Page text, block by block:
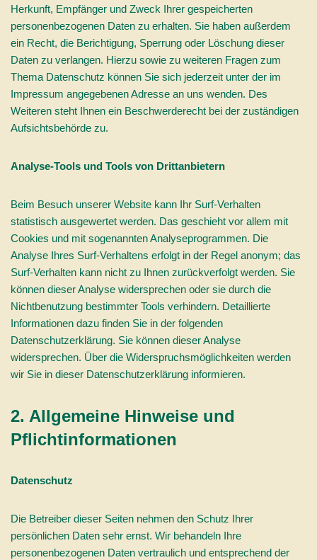
Herkunft, Empfänger und Zweck Ihrer gespeicherten
personenbezogenen Daten zu erhalten. Sie haben außerdem
ein Recht, die Berichtigung, Sperrung oder Löschung dieser
Daten zu verlangen. Hierzu sowie zu weiteren Fragen zum
Thema Datenschutz können Sie sich jederzeit unter der im
Impressum angegebenen Adresse an uns wenden. Des
Weiteren steht Ihnen ein Beschwerderecht bei der zuständigen
Aufsichtsbehörde zu.
Analyse-Tools und Tools von Drittanbietern
Beim Besuch unserer Website kann Ihr Surf-Verhalten
statistisch ausgewertet werden. Das geschieht vor allem mit
Cookies und mit sogenannten Analyseprogrammen. Die
Analyse Ihres Surf-Verhaltens erfolgt in der Regel anonym; das
Surf-Verhalten kann nicht zu Ihnen zurückverfolgt werden. Sie
können dieser Analyse widersprechen oder sie durch die
Nichtbenutzung bestimmter Tools verhindern. Detaillierte
Informationen dazu finden Sie in der folgenden
Datenschutzerklärung. Sie können dieser Analyse
widersprechen. Über die Widerspruchsmöglichkeiten werden
wir Sie in dieser Datenschutzerklärung informieren.
2. Allgemeine Hinweise und
Pflichtinformationen
Datenschutz
Die Betreiber dieser Seiten nehmen den Schutz Ihrer
persönlichen Daten sehr ernst. Wir behandeln Ihre
personenbezogenen Daten vertraulich und entsprechend der